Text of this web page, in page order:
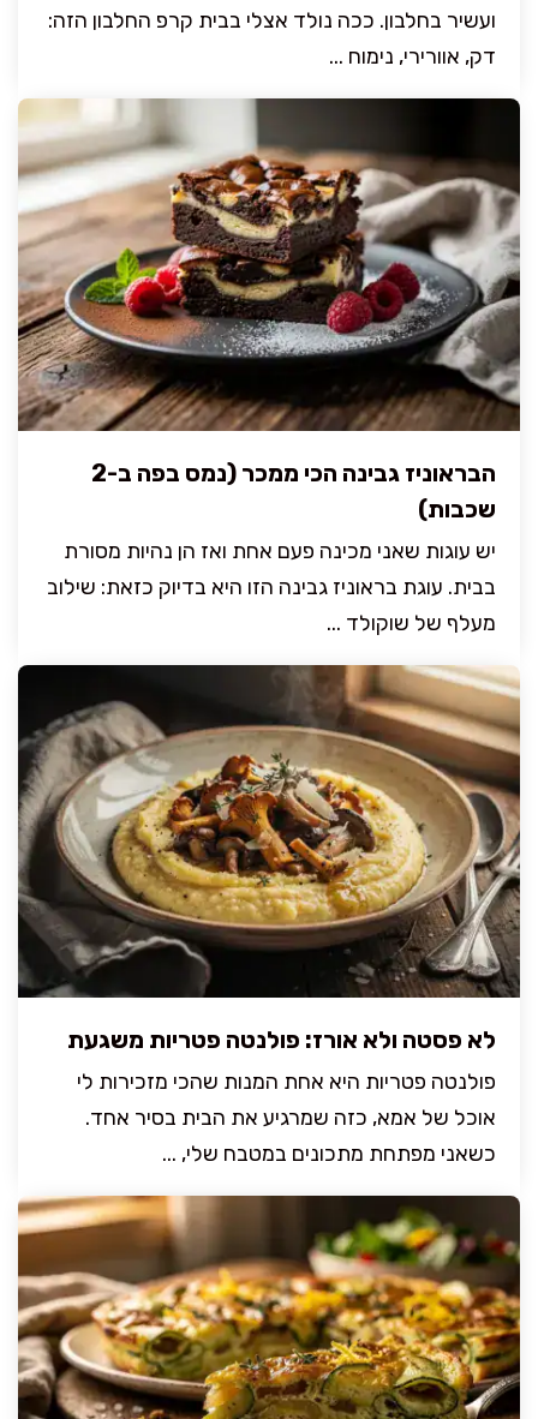
ועשיר בחלבון. ככה נולד אצלי בבית קרפ החלבון הזה:
דק, אוורירי, נימוח ...
הבראוניז גבינה הכי ממכר (נמס בפה ב-2
שכבות)
יש עוגות שאני מכינה פעם אחת ואז הן נהיות מסורת
בבית. עוגת בראוניז גבינה הזו היא בדיוק כזאת: שילוב
מעלף של שוקולד ...
לא פסטה ולא אורז: פולנטה פטריות משגעת
פולנטה פטריות היא אחת המנות שהכי מזכירות לי
אוכל של אמא, כזה שמרגיע את הבית בסיר אחד.
כשאני מפתחת מתכונים במטבח שלי, ...